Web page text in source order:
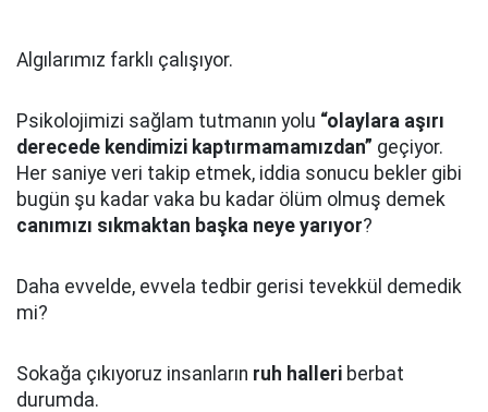
Algılarımız farklı çalışıyor.
Psikolojimizi sağlam tutmanın yolu “olaylara aşırı
derecede kendimizi kaptırmamamızdan” geçiyor.
Her saniye veri takip etmek, iddia sonucu bekler gibi
bugün şu kadar vaka bu kadar ölüm olmuş demek
canımızı sıkmaktan başka neye yarıyor?
Daha evvelde, evvela tedbir gerisi tevekkül demedik
mi?
Sokağa çıkıyoruz insanların ruh halleri berbat
durumda.